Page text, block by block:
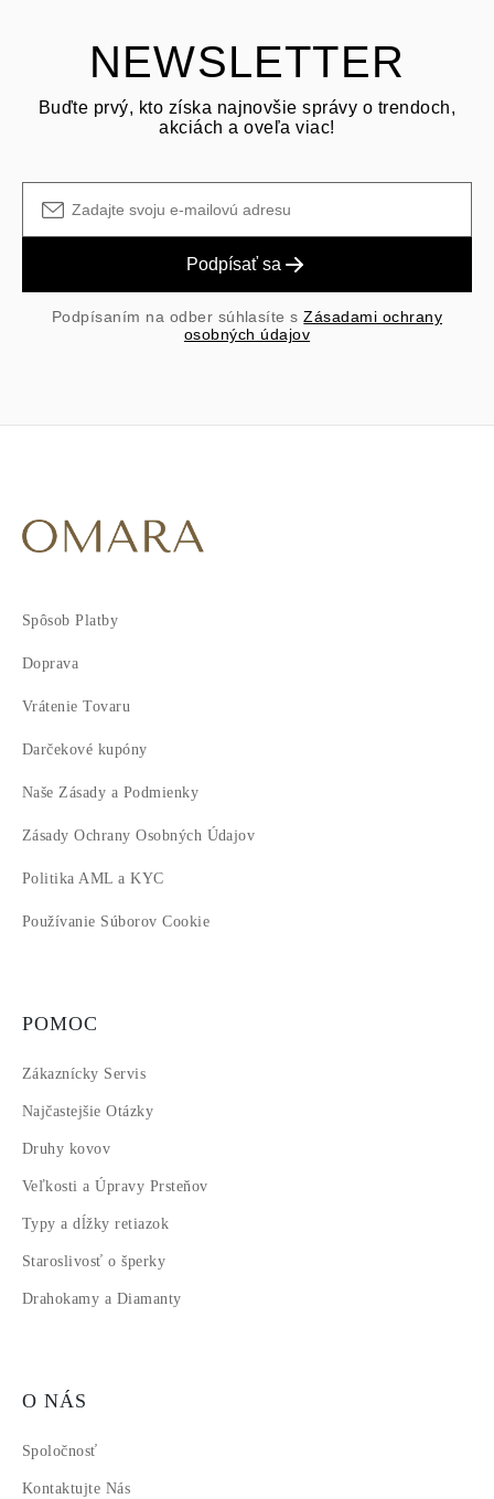
NEWSLETTER
Buďte prvý, kto získa najnovšie správy o trendoch,
akciách a oveľa viac!
Podpísať sa
Podpísaním na odber súhlasíte sZásadami ochrany
osobných údajov
Spôsob Platby
Doprava
Vrátenie Tovaru
Darčekové kupóny
Naše Zásady a Podmienky
Zásady Ochrany Osobných Údajov
Politika AML a KYC
Používanie Súborov Cookie
POMOC
Zákaznícky Servis
Najčastejšie Otázky
Druhy kovov
Veľkosti a Úpravy Prsteňov
Typy a dĺžky retiazok
Staroslivosť o šperky
Drahokamy a Diamanty
O NÁS
Spoločnosť
Kontaktujte Nás